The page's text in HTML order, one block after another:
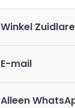
Winkel
E-mail
Alleen